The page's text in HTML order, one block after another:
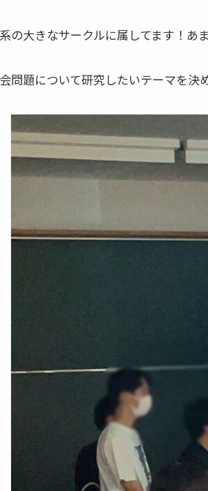
の大きなサークルに属してます！
問題について研究したいテーマを決